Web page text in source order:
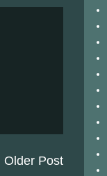
Older Post